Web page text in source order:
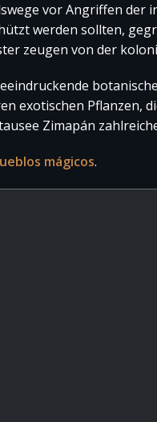
vor Angriffen der
werden sollten,
zeugen von der
exotischen Pflanzen,
Zimapán
mágicos.